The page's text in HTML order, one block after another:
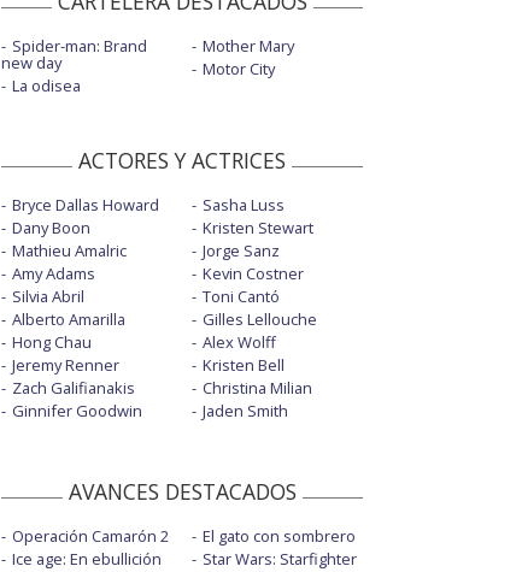
Spider-man: Brand
new day
La odisea
Mother Mary
Motor City
ACTORES Y ACTRICES
Bryce Dallas Howard
Dany Boon
Mathieu Amalric
Amy Adams
Silvia Abril
Alberto Amarilla
Hong Chau
Jeremy Renner
Zach Galifianakis
Ginnifer Goodwin
Sasha Luss
Kristen Stewart
Jorge Sanz
Kevin Costner
Toni Cantó
Gilles Lellouche
Alex Wolff
Kristen Bell
Christina Milian
Jaden Smith
AVANCES DESTACADOS
Operación Camarón 2
Ice age: En ebullición
El gato con sombrero
Star Wars: Starfighter